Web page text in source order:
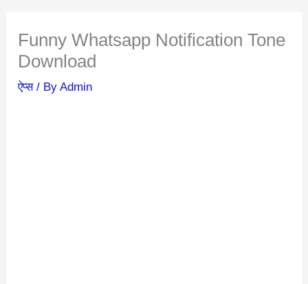
Funny Whatsapp Notification Tone
Download
ऐप्स/ ByAdmin